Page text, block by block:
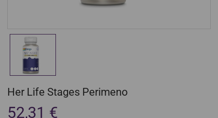
Her Life Stages Perimeno
52,31 €